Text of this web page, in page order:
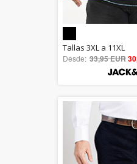
5.00
out of
Tallas 3XL a 11XL
Desde: 33,95 EUR